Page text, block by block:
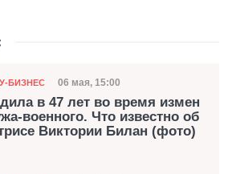
БИЗНЕС Дата публикации
06 мая, 15:00
в 47 лет во время измен
военного. Что известно об
Виктории Билан (фото)